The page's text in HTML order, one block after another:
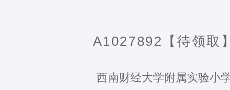
A1027892【待领取
西南财经大学附属实验小